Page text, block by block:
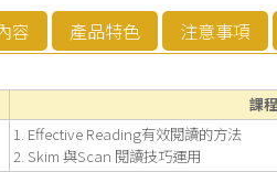
容 產品特色 注意事項
課
1. Effective Reading有效閱讀的方法
2. Skim 與Scan 閱讀技巧運用